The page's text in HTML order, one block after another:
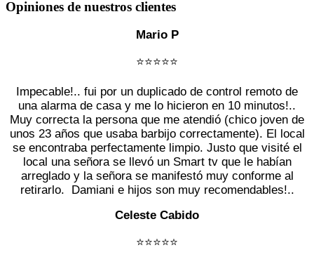
Opiniones de nuestros clientes
Mario P
⭐️⭐️⭐️⭐️⭐️
Impecable!.. fui por un duplicado de control remoto de
una alarma de casa y me lo hicieron en 10 minutos!..
Muy correcta la persona que me atendió (chico joven de
unos 23 años que usaba barbijo correctamente). El local
se encontraba perfectamente limpio. Justo que visité el
local una señora se llevó un Smart tv que le habían
arreglado y la señora se manifestó muy conforme al
retirarlo. Damiani e hijos son muy recomendables!..
Celeste Cabido
⭐️⭐️⭐️⭐️⭐️